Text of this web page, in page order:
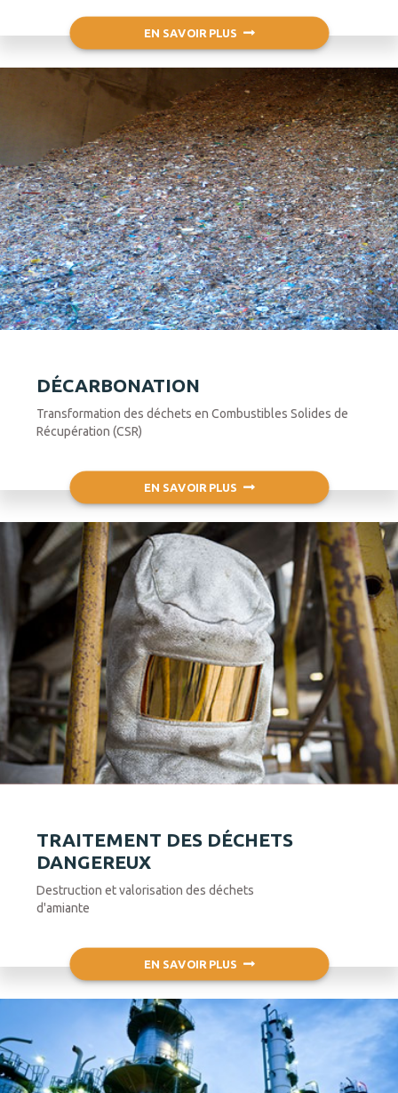
EN SAVOIR PLUS
DÉCARBONATION
Transformation des déchets en Combustibles Solides de
Récupération (CSR)
EN SAVOIR PLUS
TRAITEMENT DES DÉCHETS
DANGEREUX
Destruction et valorisation des déchets
d'amiante
EN SAVOIR PLUS